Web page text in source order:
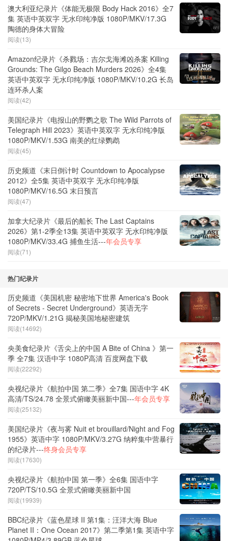
澳大利亚纪录片《体能无极限 Body Hack 2016》全7
集 英语中英双字 无水印纯净版 1080P/MKV/17.3G
陶德的身体大冒险
阅读(13)
Amazon纪录片《杀戮场：吉尔戈海滩凶杀案 Killing
Grounds: The Gilgo Beach Murders 2026》全4集
英语中英双字 无水印纯净版 1080P/MKV/10.2G 长岛
连环杀人案
阅读(42)
美国纪录片《电报山的野鹦之歌 The Wild Parrots of
Telegraph Hill 2023》英语中英双字 无水印纯净版
1080P/MKV/1.53G 南美的红绿鹦鹉
阅读(45)
历史频道《末日倒计时 Countdown to Apocalypse
2012》全5集 英语中英双字 无水印纯净版
1080P/MKV/16.5G 末日预言
阅读(47)
加拿大纪录片《最后的船长 The Last Captains
2026》第1-2季全13集 英语中英双字 无水印纯净版
1080P/MKV/33.4G 捕鱼生活---年会员专享
阅读(71)
热门纪录片
历史频道《美国机密 秘密地下世界 America's Book
of Secrets - Secret Underground》英语无字
720P/MKV/1.21G 揭秘美国地秘密建筑
阅读(14692)
央美食纪录片《舌尖上的中国 A Bite of China 》第一
季 全7集 汉语中字 1080P高清 百度网盘下载
阅读(22292)
央视纪录片《航拍中国 第二季》全7集 国语中字 4K
高清/TS/24.78 全景式俯瞰美丽新中国---年会员专享
阅读(25132)
美国纪录片《夜与雾 Nuit et brouillard/Night and Fog
1955》英语中字 1080P/MKV/3.27G 纳粹集中营暴行
的纪录片---终身会员专享
阅读(17630)
央视纪录片《航拍中国 第一季》全6集 国语中字
720P/TS/10.5G 全景式俯瞰美丽新中国
阅读(19939)
BBC纪录片《蓝色星球 II 第1集：汪洋大海 Blue
Planet II：One Ocean 2017》第二季第1集 英语中字